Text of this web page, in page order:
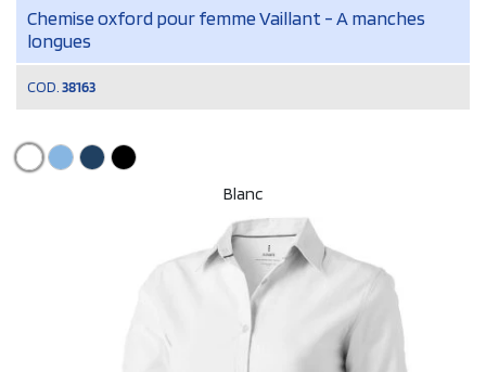
Chemise oxford pour femme Vaillant - A manches
longues
COD. 38163
Blanc